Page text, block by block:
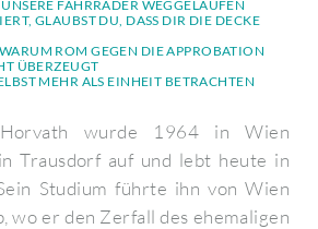
FAHRRÄDER WEGGELAUFEN
GLAUBST DU, DASS DIR DIE DECKE
ROM GEGEN DIE APPROBATION
ÜBERZEUGT
MEHR ALS EINHEIT BETRACHTEN
wurde 1964 in Wien
Trausdorf auf und lebt heute in
Studium führte ihn von Wien
wo er den Zerfall des ehemaligen